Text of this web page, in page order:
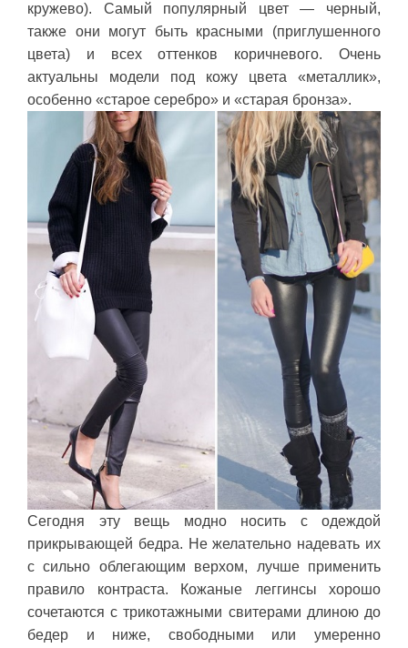
кружево). Самый популярный цвет — черный,
также они могут быть красными (приглушенного
цвета) и всех оттенков коричневого. Очень
актуальны модели под кожу цвета «металлик»,
особенно «старое серебро» и «старая бронза».
Сегодня эту вещь модно носить с одеждой
прикрывающей бедра. Не желательно надевать их
с сильно облегающим верхом, лучше применить
правило контраста. Кожаные леггинсы хорошо
сочетаются с трикотажными свитерами длиною до
бедер и ниже, свободными или умеренно